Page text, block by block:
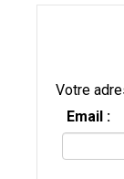
Votre
Email :